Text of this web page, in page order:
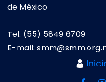
de México
Tel. (55) 5849 6709
E-mail: